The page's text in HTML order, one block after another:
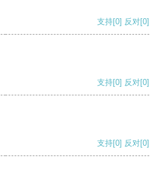
支持[0] 反对[0]
支持[0] 反对[0]
支持[0] 反对[0]